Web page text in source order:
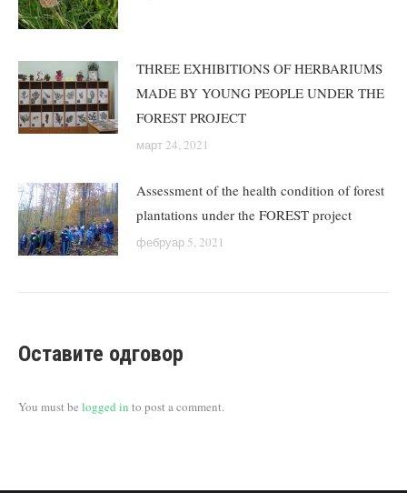
THREE EXHIBITIONS OF HERBARIUMS
MADE BY YOUNG PEOPLE UNDER THE
FOREST PROJECT
март 24, 2021
Assessment of the health condition of forest
plantations under the FOREST project
фебруар 5, 2021
Оставите одговор
You must be logged in to post a comment.